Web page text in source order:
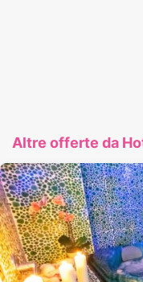
Altre offerte da